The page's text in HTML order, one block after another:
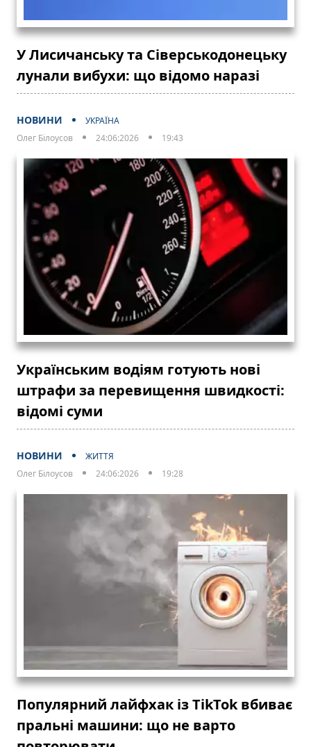
У Лисичанську та Сіверськодонецьку
лунали вибухи: що відомо наразі
НОВИНИ
УКРАЇНА
Олег Білоусов
24:06:2026 19:43
Українським водіям готують нові
штрафи за перевищення швидкості:
відомі суми
НОВИНИ
ЖИТТЯ
Олег Білоусов
24:06:2026 19:28
Популярний лайфхак із TikTok вбиває
пральні машини: що не варто